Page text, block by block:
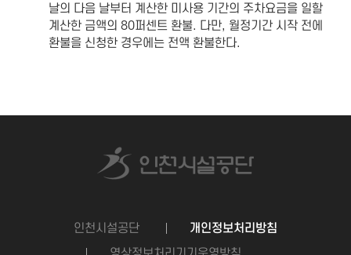
날의 다음 날부터 계산한 미사용 기간의 주차요금을 일할
계산한 금액의 80퍼센트 환불. 다만, 월정기간 시작 전에
환불을 신청한 경우에는 전액 환불한다.
인천시설공단
개인정보처리방침